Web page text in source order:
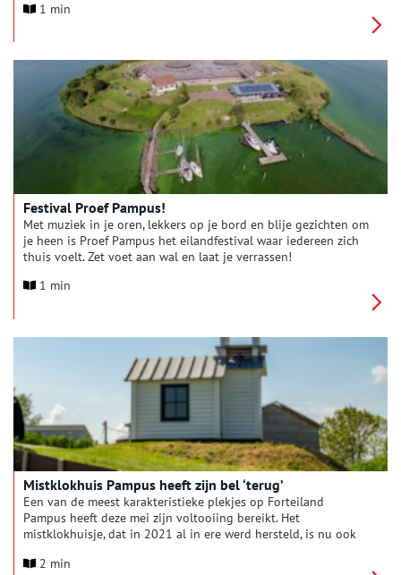
gebied van fossielvrije, circulaire en maatschappelijk
1 min
Festival Proef Pampus!
Met muziek in je oren, lekkers op je bord en blije gezichten om
je heen is Proef Pampus het eilandfestival waar iedereen zich
thuis voelt. Zet voet aan wal en laat je verrassen!
1 min
Mistklokhuis Pampus heeft zijn bel ‘terug’
Een van de meest karakteristieke plekjes op Forteiland
Pampus heeft deze mei zijn voltooiing bereikt. Het
mistklokhuisje, dat in 2021 al in ere werd hersteld, is nu ook
schenking van Wim en Truus de Nijs – bewoners van Muiden
2 min